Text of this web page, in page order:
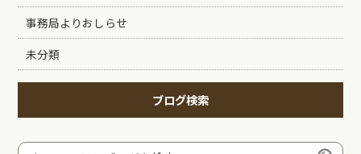
事務局よりおしらせ
未分類
ブログ検索